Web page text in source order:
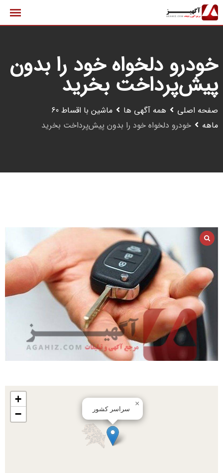
پرش
به
خودرو دلخواه خود را بدون
پیش‌پرداخت بخرید
صفحه اصلی همه آگهی ها
ماشین با اقساط 60
ماهه
خودرو دلخواه خود را بدون پیش‌پرداخت بخرید
سراسر کشور
×
+
−